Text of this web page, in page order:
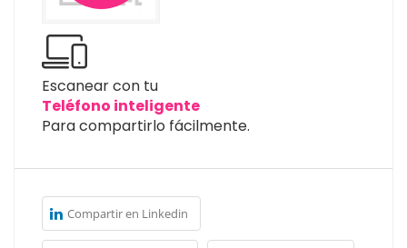
Escanear con tu
Teléfono inteligente
Para compartirlo fácilmente.
Compartir en Linkedin